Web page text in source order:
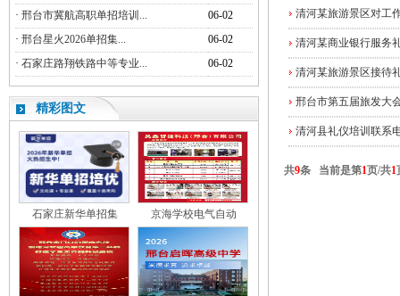
· 邢台市冀航高职单招培训...
06-02
· 邢台星火2026单招集...
06-02
· 石家庄路翔铁路中等专业... 06-02
精彩图文
石家庄新华单招集 京海学校电气自动
清河某旅游景区对工
清河某商业银行服务
清河某旅游景区接待
邢台市第五届旅发大
清河县礼仪培训联系
共9条 当前是第1页/共1